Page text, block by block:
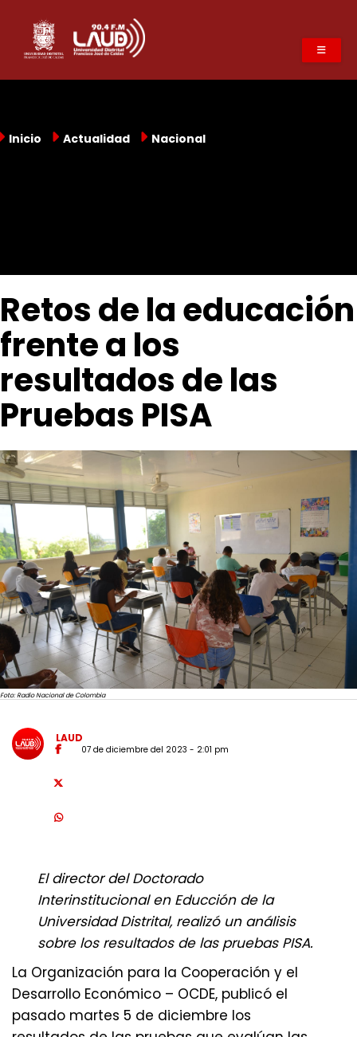
contenido
principal
Inicio Actualidad Nacional
Retos de la educación
frente a los
resultados de las
Pruebas PISA
Foto: Radio Nacional de Colombia
LAUD
07 de diciembre del 2023 - 2:01 pm
El director del Doctorado
Interinstitucional en Educción de la
Universidad Distrital, realizó un análisis
sobre los resultados de las pruebas PISA.
La Organización para la Cooperación y el
Desarrollo Económico – OCDE, publicó el
pasado martes 5 de diciembre los